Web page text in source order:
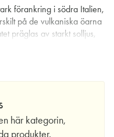
förankring i södra Italien,
på de vulkaniska öarna
präglas av starkt solljus,
jordar. I flera lokala
med andra inhemska
en tydlig ton av sälta som
här kategorin,
produkter.